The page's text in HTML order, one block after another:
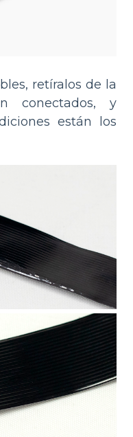
retíralos de la
conectados, y
están los